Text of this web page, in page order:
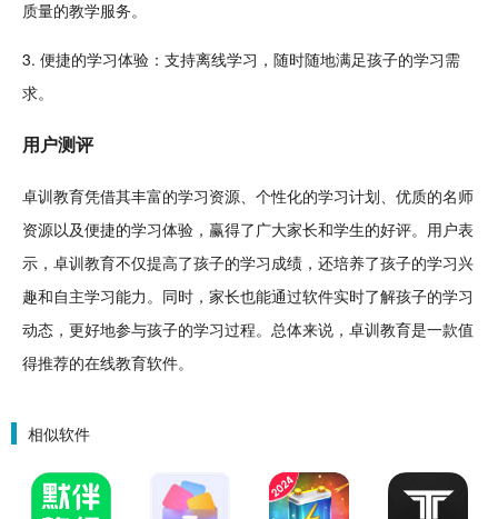
质量的教学服务。
3. 便捷的学习体验：支持离线学习，随时随地满足孩子的学习需
求。
用户测评
卓训教育凭借其丰富的学习资源、个性化的学习计划、优质的名师
资源以及便捷的学习体验，赢得了广大家长和学生的好评。用户表
示，卓训教育不仅提高了孩子的学习成绩，还培养了孩子的学习兴
趣和自主学习能力。同时，家长也能通过软件实时了解孩子的学习
动态，更好地参与孩子的学习过程。总体来说，卓训教育是一款值
得推荐的在线教育软件。
相似软件